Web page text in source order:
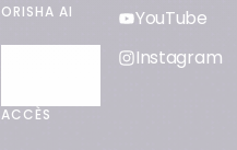
ORISHA AI
ACCÈS
YouTube
Instagram